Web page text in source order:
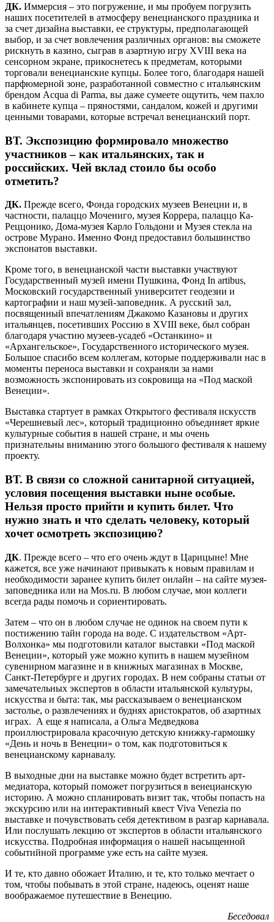
ДК. Иммерсия – это погружение, и мы пробуем погрузить
наших посетителей в атмосферу венецианского праздника и
за счет дизайна выставки, ее структуры, предполагающей
выбор, и за счет вовлечения различных органов: вы сможете
рискнуть в казино, сыграв в азартную игру XVIII века на
сенсорном экране, прикоснетесь к предметам, которыми
торговали венецианские купцы. Более того, благодаря нашей
парфюмерной зоне, разработанной совместно с итальянским
брендом Acqua di Parma, вы даже сумеете ощутить, чем пахло
в кабинете купца – пряностями, сандалом, кожей и другими
ценными товарами, которые встречал венецианский порт.
ВТ. Экспозицию формировало множество
участников – как итальянских, так и
российских. Чей вклад стоило бы особо
отметить?
ДК. Прежде всего, Фонда городских музеев Венеции и, в
частности, палаццо Мочениго, музея Коррера, палаццо Ка-
Реццонико, Дома-музея Карло Гольдони и Музея стекла на
острове Мурано. Именно Фонд предоставил большинство
экспонатов выставки.
Кроме того, в венецианской части выставки участвуют
Государственный музей имени Пушкина, Фонд In artibus,
Московский государственный университет геодезии и
картографии и наш музей-заповедник. А русский зал,
посвященный впечатлениям Джакомо Казановы и других
итальянцев, посетивших Россию в XVIII веке, был собран
благодаря участию музеев-усадеб «Останкино» и
«Архангельское», Государственного исторического музея.
Большое спасибо всем коллегам, которые поддерживали нас в
моменты переноса выставки и сохраняли за нами
возможность экспонировать из сокровища на «Под маской
Венеции».
Выставка стартует в рамках Открытого фестиваля искусств
«Черешневый лес», который традиционно объединяет яркие
культурные события в нашей стране, и мы очень
признательны вниманию этого большого фестиваля к нашему
проекту.
ВТ. В связи со сложной санитарной ситуацией,
условия посещения выставки ныне особые.
Нельзя просто прийти и купить билет. Что
нужно знать и что сделать человеку, который
хочет осмотреть экспозицию?
ДК. Прежде всего – что его очень ждут в Царицыне! Мне
кажется, все уже начинают привыкать к новым правилам и
необходимости заранее купить билет онлайн – на сайте музея-
заповедника или на Mos.ru. В любом случае, мои коллеги
всегда рады помочь и сориентировать.
Затем – что он в любом случае не одинок на своем пути к
постижению тайн города на воде. С издательством «Арт-
Волхонка» мы подготовили каталог выставки «Под маской
Венеции», который уже можно купить в нашем музейном
сувенирном магазине и в книжных магазинах в Москве,
Санкт-Петербурге и других городах. В нем собраны статьи от
замечательных экспертов в области итальянской культуры,
искусства и быта: так, мы рассказываем о венецианском
застолье, о развлечениях и буднях аристократов, об азартных
играх. А еще я написала, а Ольга Медведкова
проиллюстрировала красочную детскую книжку-гармошку
«День и ночь в Венеции» о том, как подготовиться к
венецианскому карнавалу.
В выходные дни на выставке можно будет встретить арт-
медиатора, который поможет погрузиться в венецианскую
историю. А можно спланировать визит так, чтобы попасть на
экскурсию или на интерактивный квест Viva Venezia по
выставке и почувствовать себя детективом в разгар карнавала.
Или послушать лекцию от экспертов в области итальянского
искусства. Подробная информация о нашей насыщенной
событийной программе уже есть на сайте музея.
И те, кто давно обожает Италию, и те, кто только мечтает о
том, чтобы побывать в этой стране, надеюсь, оценят наше
воображаемое путешествие в Венецию.
Беседовал